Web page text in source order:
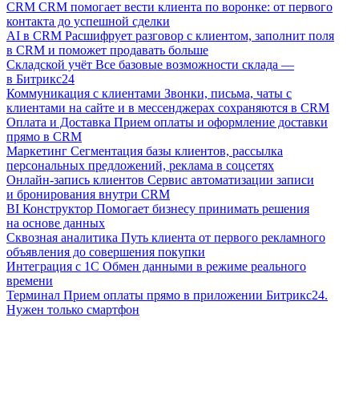
CRM CRM помогает вести клиента по воронке: от первого
контакта до успешной сделки
AI в CRM Расшифрует разговор с клиентом, заполнит поля
в CRM и поможет продавать больше
Складской учёт Все базовые возможности склада —
в Битрикс24
Коммуникация с клиентами Звонки, письма, чаты с
клиентами на сайте и в мессенджерах сохраняются в CRM
Оплата и Доставка Прием оплаты и оформление доставки
прямо в CRM
Маркетинг Сегментация базы клиентов, рассылка
персональных предложений, реклама в соцсетях
Онлайн-запись клиентов Сервис автоматизации записи
и бронирования внутри CRM
BI Конструктор Помогает бизнесу принимать решения
на основе данных
Сквозная аналитика Путь клиента от первого рекламного
объявления до совершения покупки
Интеграция с 1С Обмен данными в режиме реального
времени
Терминал Прием оплаты прямо в приложении Битрикс24.
Нужен только смартфон